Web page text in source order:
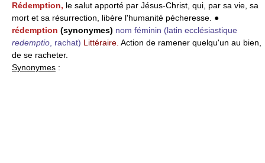
Rédemption, le salut apporté par Jésus-Christ, qui, par sa vie, sa
mort et sa résurrection, libère l'humanité pécheresse. ●
rédemption (synonymes) nom féminin (latin ecclésiastique
redemptio , rachat) Littéraire. Action de ramener quelqu'un au bien,
de se racheter.
Synonymes :